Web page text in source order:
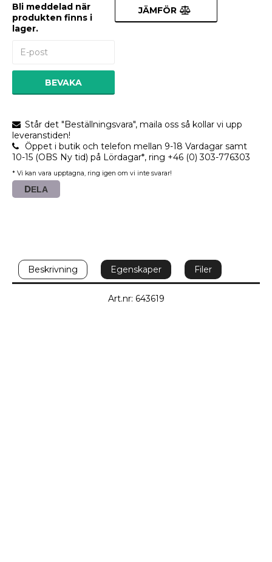
Bli meddelad när
produkten finns i
lager.
BEVAKA
JÄMFÖR
Står det "Beställningsvara", maila oss så kollar vi upp
leveranstiden!
Öppet i butik och telefon mellan 9-18 Vardagar samt
10-15 (OBS Ny tid) på Lördagar*, ring +46 (0) 303-776303
* Vi kan vara upptagna, ring igen om vi inte svarar!
DELA
Beskrivning Egenskaper Filer
Art.nr: 643619